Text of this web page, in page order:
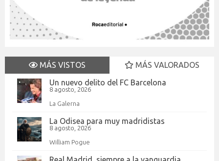
MÁS VISTOS
MÁS VALORADOS
Un nuevo delito del FC Barcelona
8 agosto, 2026
La Galerna
La Odisea para muy madridistas
8 agosto, 2026
William Pogue